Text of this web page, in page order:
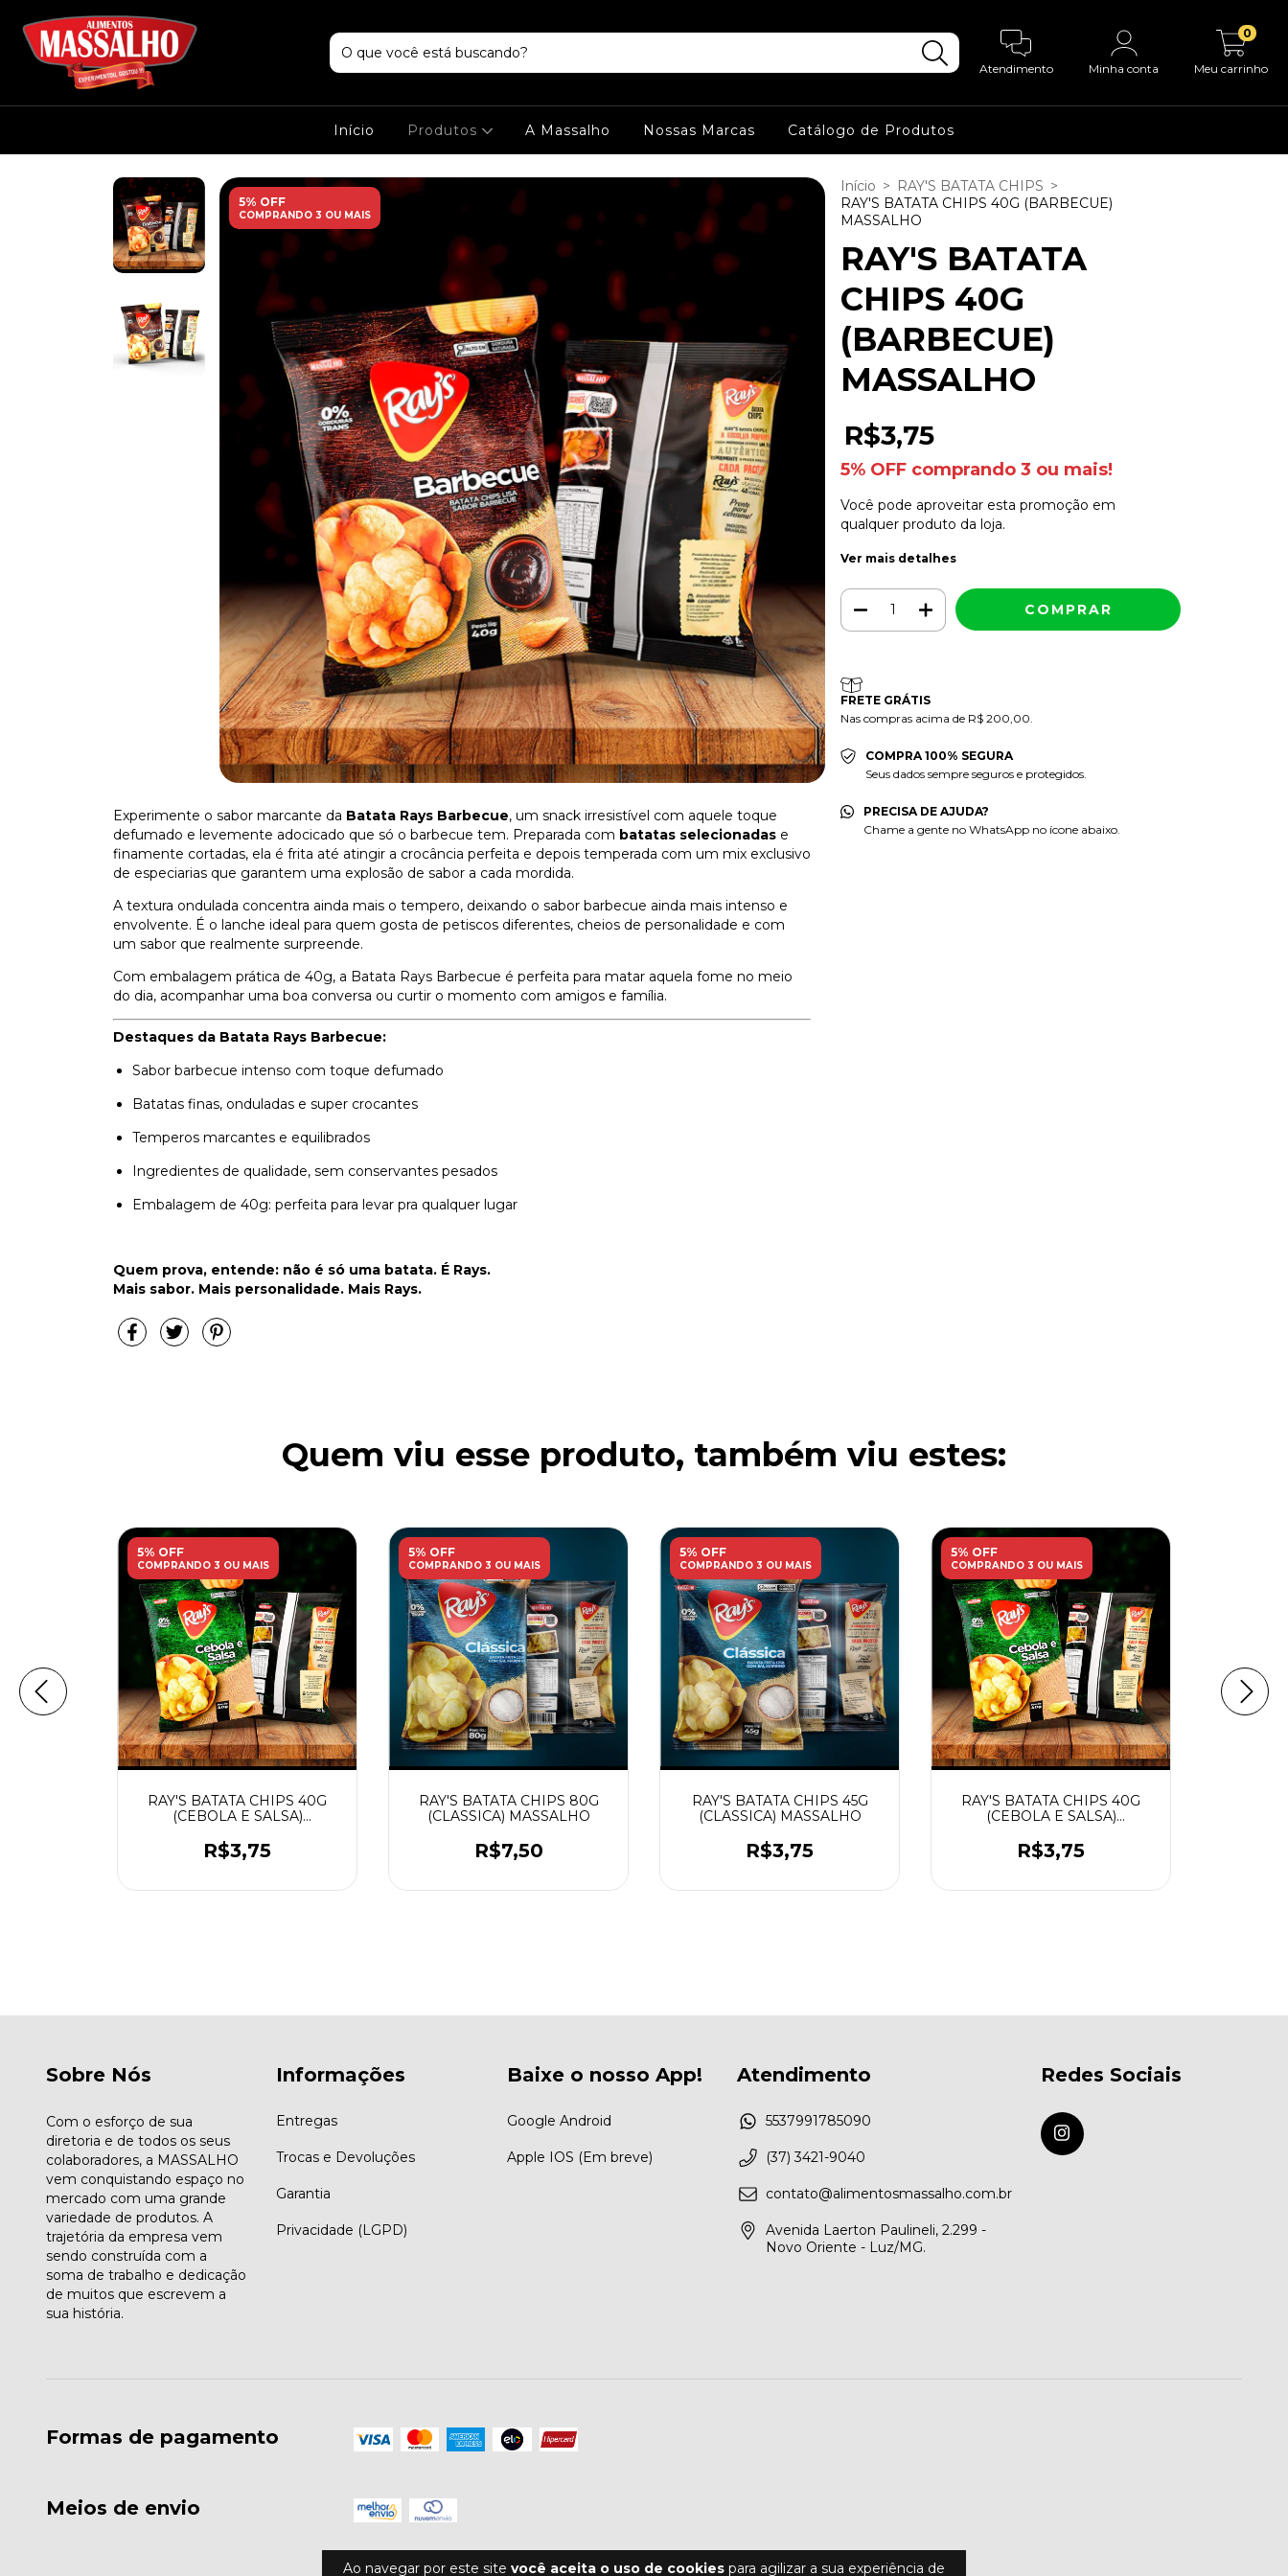
Atendimento Minha conta Meu carrinho
0
Início Produtos A Massalho Nossas Marcas Catálogo de Produtos
Ao navegar por este site você aceita o uso de cookies para agilizar a sua experiência de
5% OFF
COMPRANDO 3 OU MAIS
Experimente o sabor marcante da Batata Rays Barbecue, um snack irresistível com aquele toque
defumado e levemente adocicado que só o barbecue tem. Preparada com batatas selecionadas e
finamente cortadas, ela é frita até atingir a crocância perfeita e depois temperada com um mix exclusivo
de especiarias que garantem uma explosão de sabor a cada mordida.
A textura ondulada concentra ainda mais o tempero, deixando o sabor barbecue ainda mais intenso e
envolvente. É o lanche ideal para quem gosta de petiscos diferentes, cheios de personalidade e com
um sabor que realmente surpreende.
Com embalagem prática de 40g, a Batata Rays Barbecue é perfeita para matar aquela fome no meio
do dia, acompanhar uma boa conversa ou curtir o momento com amigos e família.
Destaques da Batata Rays Barbecue:
Sabor barbecue intenso com toque defumado
Batatas finas, onduladas e super crocantes
Temperos marcantes e equilibrados
Ingredientes de qualidade, sem conservantes pesados
Embalagem de 40g: perfeita para levar pra qualquer lugar
Quem prova, entende: não é só uma batata. É Rays.
Mais sabor. Mais personalidade. Mais Rays.
Início > RAY'S BATATA CHIPS >
RAY'S BATATA CHIPS 40G (BARBECUE)
MASSALHO
RAY'S BATATA
CHIPS 40G
(BARBECUE)
MASSALHO
R$3,75
5% OFF comprando 3 ou mais!
Você pode aproveitar esta promoção em
qualquer produto da loja.
Ver mais detalhes
FRETE GRÁTIS
Nas compras acima de R$ 200,00.
COMPRA 100% SEGURA
Seus dados sempre seguros e protegidos.
PRECISA DE AJUDA?
Chame a gente no WhatsApp no ícone abaixo.
Quem viu esse produto, também viu estes:
5% OFF
COMPRANDO 3 OU MAIS
RAY'S BATATA CHIPS 40G
(CEBOLA E SALSA)
R$3,75
5% OFF
COMPRANDO 3 OU MAIS
RAY'S BATATA CHIPS 80G
(CLASSICA) MASSALHO
R$7,50
5% OFF
COMPRANDO 3 OU MAIS
RAY'S BATATA CHIPS 45G
(CLASSICA) MASSALHO
R$3,75
5% OFF
COMPRANDO 3 OU MAIS
RAY'S BATATA CHIPS 40G
(CEBOLA E SALSA)
R$3,75
Sobre Nós
Com o esforço de sua
diretoria e de todos os seus
colaboradores, a MASSALHO
vem conquistando espaço no
mercado com uma grande
variedade de produtos. A
trajetória da empresa vem
sendo construída com a
soma de trabalho e dedicação
de muitos que escrevem a
sua história.
Informações
Entregas
Trocas e Devoluções
Garantia
Privacidade (LGPD)
Baixe o nosso App!
Google Android
Apple IOS (Em breve)
Atendimento
5537991785090
(37) 3421-9040
contato@alimentosmassalho.com.br
Avenida Laerton Paulineli, 2.299 -
Novo Oriente - Luz/MG.
Redes Sociais
Formas de pagamento
Meios de envio